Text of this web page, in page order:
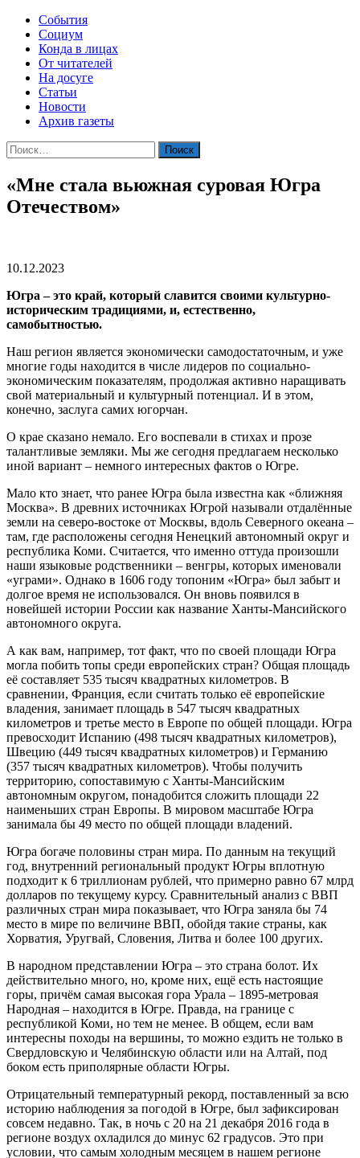
События
Социум
Конда в лицах
От читателей
На досуге
Статьи
Новости
Архив газеты
Найти:
«Мне стала вьюжная суровая Югра
Отечеством»
10.12.2023
Югра – это край, который славится своими культурно-
историческим традициями, и, естественно,
самобытностью.
Наш регион является экономически самодостаточным, и уже
многие годы находится в числе лидеров по социально-
экономическим показателям, продолжая активно наращивать
свой материальный и культурный потенциал. И в этом,
конечно, заслуга самих югорчан.
О крае сказано немало. Его воспевали в стихах и прозе
талантливые земляки. Мы же сегодня предлагаем несколько
иной вариант – немного интересных фактов о Югре.
Мало кто знает, что ранее Югра была известна как «ближняя
Москва». В древних источниках Югрой называли отдалённые
земли на северо-востоке от Москвы, вдоль Северного океана –
там, где расположены сегодня Ненецкий автономный округ и
республика Коми. Считается, что именно оттуда произошли
наши языковые родственники – венгры, которых именовали
«уграми». Однако в 1606 году топоним «Югра» был забыт и
долгое время не использовался. Он вновь появился в
новейшей истории России как название Ханты-Мансийского
автономного округа.
А как вам, например, тот факт, что по своей площади Югра
могла побить топы среди европейских стран? Общая площадь
её составляет 535 тысяч квадратных километров. В
сравнении, Франция, если считать только её европейские
владения, занимает площадь в 547 тысяч квадратных
километров и третье место в Европе по общей площади. Югра
превосходит Испанию (498 тысяч квадратных километров),
Швецию (449 тысяч квадратных километров) и Германию
(357 тысяч квадратных километров). Чтобы получить
территорию, сопоставимую с Ханты-Мансийским
автономным округом, понадобится сложить площади 22
наименьших стран Европы. В мировом масштабе Югра
занимала бы 49 место по общей площади владений.
Югра богаче половины стран мира. По данным на текущий
год, внутренний региональный продукт Югры вплотную
подходит к 6 триллионам рублей, что примерно равно 67 млрд
долларов по текущему курсу. Сравнительный анализ с ВВП
различных стран мира показывает, что Югра заняла бы 74
место в мире по величине ВВП, обойдя такие страны, как
Хорватия, Уругвай, Словения, Литва и более 100 других.
В народном представлении Югра – это страна болот. Их
действительно много, но, кроме них, ещё есть настоящие
горы, причём самая высокая гора Урала – 1895-метровая
Народная – находится в Югре. Правда, на границе с
республикой Коми, но тем не менее. В общем, если вам
интересны походы на вершины, то можно ездить не только в
Свердловскую и Челябинскую области или на Алтай, под
боком есть приполярные области Югры.
Отрицательный температурный рекорд, поставленный за всю
историю наблюдения за погодой в Югре, был зафиксирован
совсем недавно. Так, в ночь с 20 на 21 декабря 2016 года в
регионе воздух охладился до минус 62 градусов. Это при
условии, что самым холодным месяцем в нашем регионе